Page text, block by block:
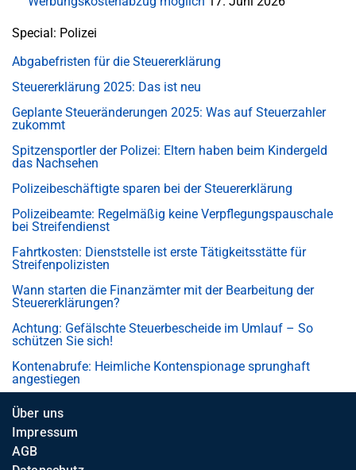
Special: Polizei
Abgabefristen für die Steuererklärung
Steuererklärung 2025: Das ist neu
Geplante Steueränderungen 2025: Was auf Steuerzahler
zukommt
Spitzensportler der Polizei: Eltern haben beim Kindergeld
das Nachsehen
Polizeibeschäftigte sparen bei der Steuererklärung
Polizeibeamte: Regelmäßig keine Verpflegungspauschale
bei Streifendienst
Fahrtkosten: Dienststelle ist erste Tätigkeitsstätte für
Streifenpolizisten
Wann starten die Finanzämter mit der Bearbeitung der
Steuererklärungen?
Achtung: Gefälschte Steuerbescheide im Umlauf – So
schützen Sie sich!
Kontenabrufe: Heimliche Kontenspionage sprunghaft
angestiegen
Über uns
Impressum
AGB